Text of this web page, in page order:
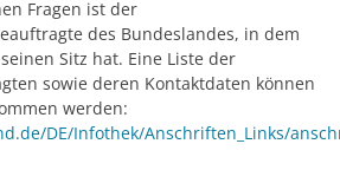
Fragen ist der
des Bundeslandes, in dem
Sitz hat. Eine Liste der
sowie deren Kontaktdaten können
werden:
DE/Infothek/Anschriften_Links/